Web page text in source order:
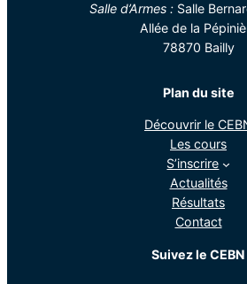
Salle d’Armes : Salle
Allée de la
78870 Bailly
Plan du site
Découvrir le
Les cours
S’inscrire
Actualités
Résultats
Contact
Suivez le CEBN